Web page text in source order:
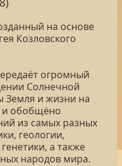
на основе
Козловского
огромный
Солнечной
Земля и жизни на
и обобщёно
из самых разных
геологии,
а также
народов мира.